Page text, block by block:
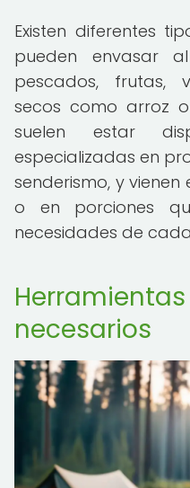
Existen diferentes
pueden envasar
pescados, frutas,
secos como arroz
suelen estar
especializadas en
senderismo, y
o en porciones
necesidades de
necesarios